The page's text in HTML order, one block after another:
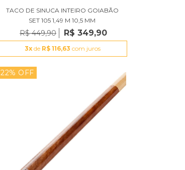
TACO DE SINUCA INTEIRO GOIABÃO
SET 105 1,49 M 10,5 MM
R$ 449,90 R$ 349,90
3x de R$ 116,63 com juros
22% OFF